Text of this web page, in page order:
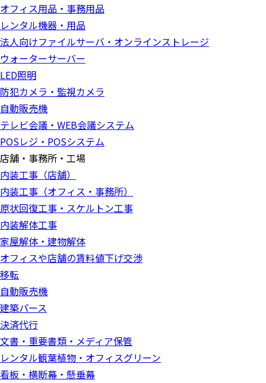
オフィス用品・事務用品
レンタル機器・用品
法人向けファイルサーバ・オンラインストレージ
ウォーターサーバー
LED照明
防犯カメラ・監視カメラ
自動販売機
テレビ会議・WEB会議システム
POSレジ・POSシステム
店舗・事務所・工場
内装工事（店舗）
内装工事（オフィス・事務所）
原状回復工事・スケルトン工事
内装解体工事
家屋解体・建物解体
オフィスや店舗の賃料値下げ交渉
移転
自動販売機
建築パース
決済代行
文書・重要書類・メディア保管
レンタル観葉植物・オフィスグリーン
看板・横断幕・懸垂幕